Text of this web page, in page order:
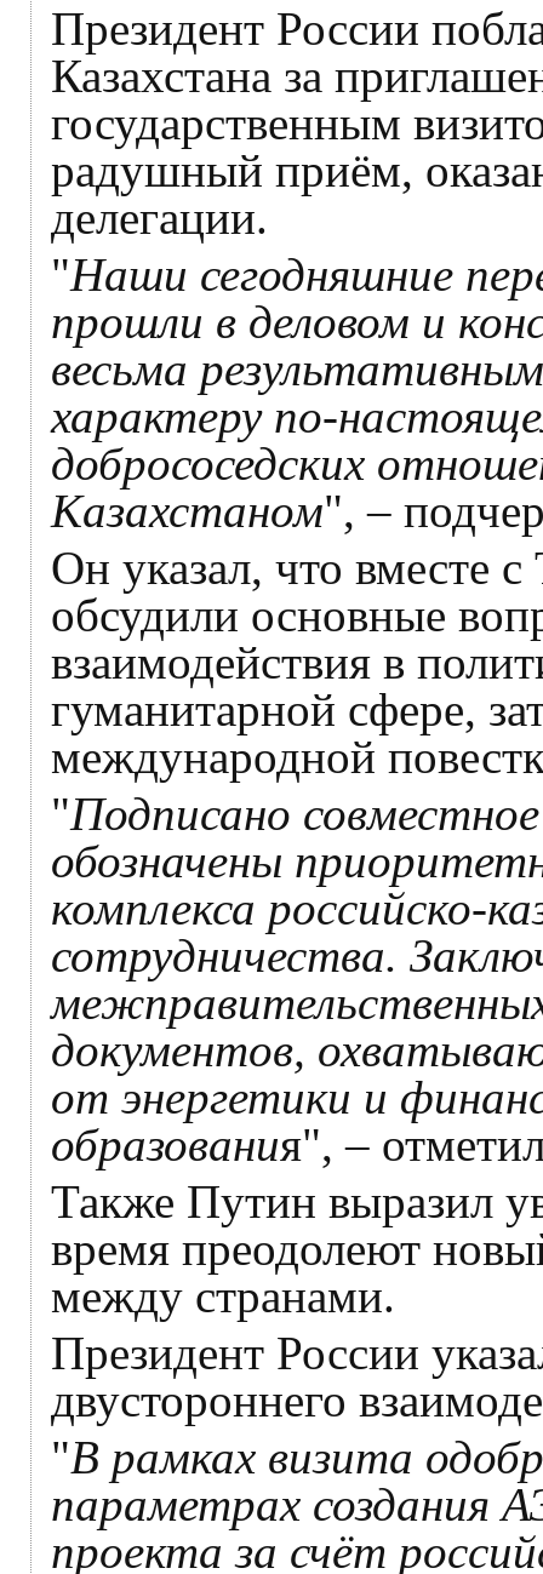
Президент России
Казахстана за
государственным
радушный приём,
делегации.
"Наши сегодняшние
прошли в деловом и
весьма
характеру по-
добрососедских
Казахстаном", –
Он указал, что вместе
обсудили основные
взаимодействия в
гуманитарной сфере,
международной
"Подписано
обозначены
комплекса российско-
сотрудничества.
документов,
от энергетики и
образования", –
Также Путин выразил
время преодолеют
между странами.
Президент России
двустороннего
"В рамках визита
параметрах создания
проекта за счёт